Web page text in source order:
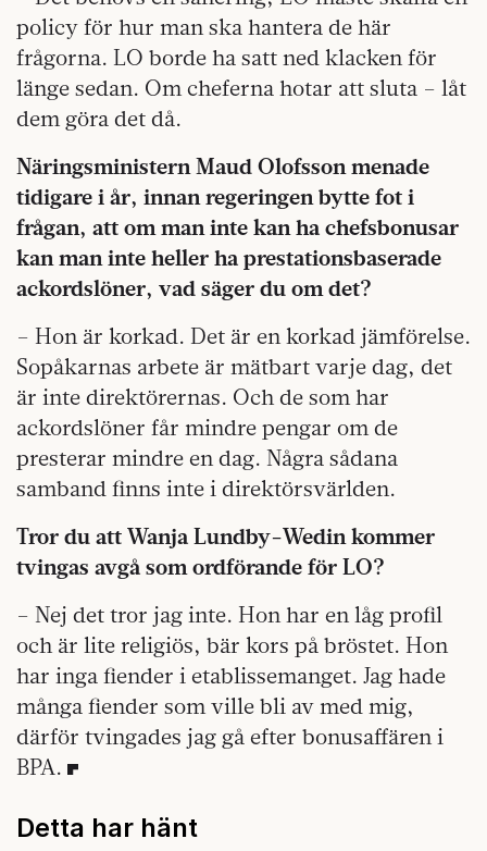
policy för hur man ska hantera de här
frågorna. LO borde ha satt ned klacken för
länge sedan. Om cheferna hotar att sluta – låt
dem göra det då.
Näringsministern Maud Olofsson menade
tidigare i år, innan regeringen bytte fot i
frågan, att om man inte kan ha chefsbonusar
kan man inte heller ha prestationsbaserade
ackordslöner, vad säger du om det?
– Hon är korkad. Det är en korkad jämförelse.
Sopåkarnas arbete är mätbart varje dag, det
är inte direktörernas. Och de som har
ackordslöner får mindre pengar om de
presterar mindre en dag. Några sådana
samband finns inte i direktörsvärlden.
Tror du att Wanja Lundby-Wedin kommer
tvingas avgå som ordförande för LO?
– Nej det tror jag inte. Hon har en låg profil
och är lite religiös, bär kors på bröstet. Hon
har inga fiender i etablissemanget. Jag hade
många fiender som ville bli av med mig,
därför tvingades jag gå efter bonusaffären i
BPA.
Detta har hänt